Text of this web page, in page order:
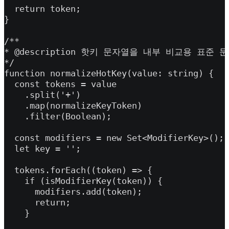
  return token;
}
/**
* @description 핫키 문자열을 내부 비교용 표준 문
*/
function normalizeHotKey(value: string) {
  const tokens = value
    .split('+')
    .map(normalizeKeyToken)
    .filter(Boolean);
  const modifiers = new Set<ModifierKey>();
  let key = '';
  tokens.forEach((token) => {
    if (isModifierKey(token)) {
      modifiers.add(token);
      return;
    }